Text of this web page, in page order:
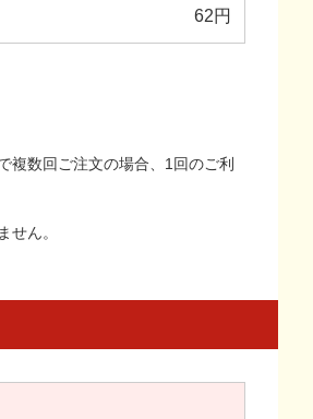
62円
複数回ご注文の場合、1回のご利
ん。